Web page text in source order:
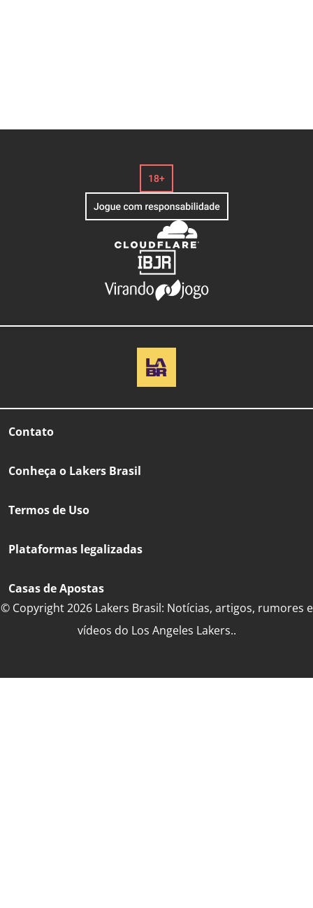
Contato
Conheça o Lakers Brasil
Termos de Uso
Plataformas legalizadas
Casas de Apostas
© Copyright 2026 Lakers Brasil: Notícias, artigos, rumores e
vídeos do Los Angeles Lakers..